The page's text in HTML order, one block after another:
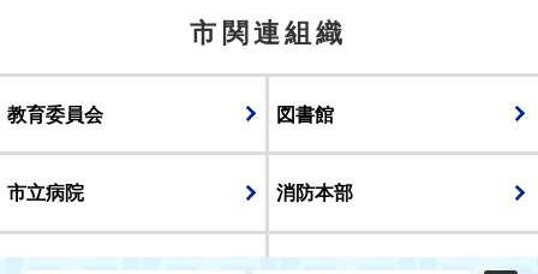
市関連組織
教育委員会 図書館
市立病院 消防本部